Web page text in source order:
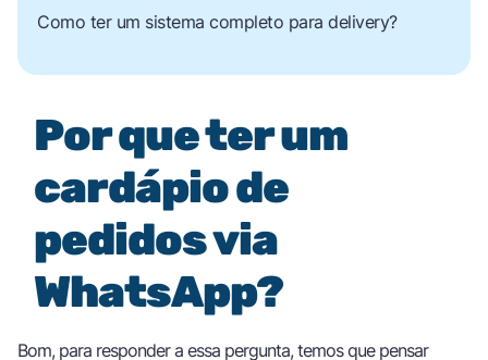
Como ter um sistema completo para delivery?
Por que ter um
cardápio de
pedidos via
WhatsApp?
Bom, para responder a essa pergunta, temos que pensar